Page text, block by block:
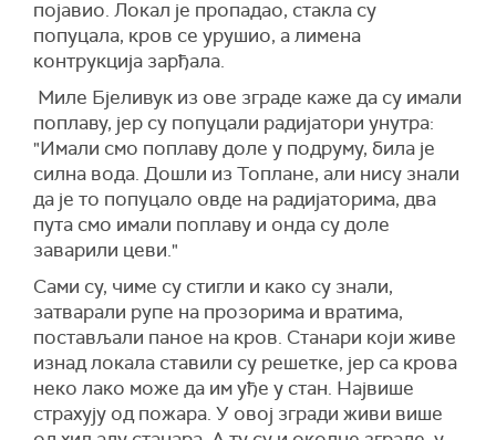
појавио. Локал је пропадао, стакла су
попуцала, кров се урушио, а лимена
контрукција зарђала.
Миле Бјеливук из ове зграде каже да су имали
поплаву, јер су попуцали радијатори унутра:
"Имали смо поплаву доле у подруму, била је
силна вода. Дошли из Топлане, али нису знали
да је то попуцало овде на радијаторима, два
пута смо имали поплаву и онда су доле
заварили цеви."
Сами су, чиме су стигли и како су знали,
затварали рупе на прозорима и вратима,
постављали паное на кров. Станари који живе
изнад локала ставили су решетке, јер са крова
неко лако може да им уђе у стан. Највише
страхују од пожара. У овој згради живи више